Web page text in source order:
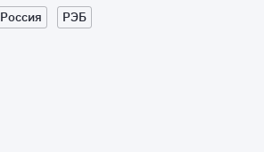
Россия РЭБ